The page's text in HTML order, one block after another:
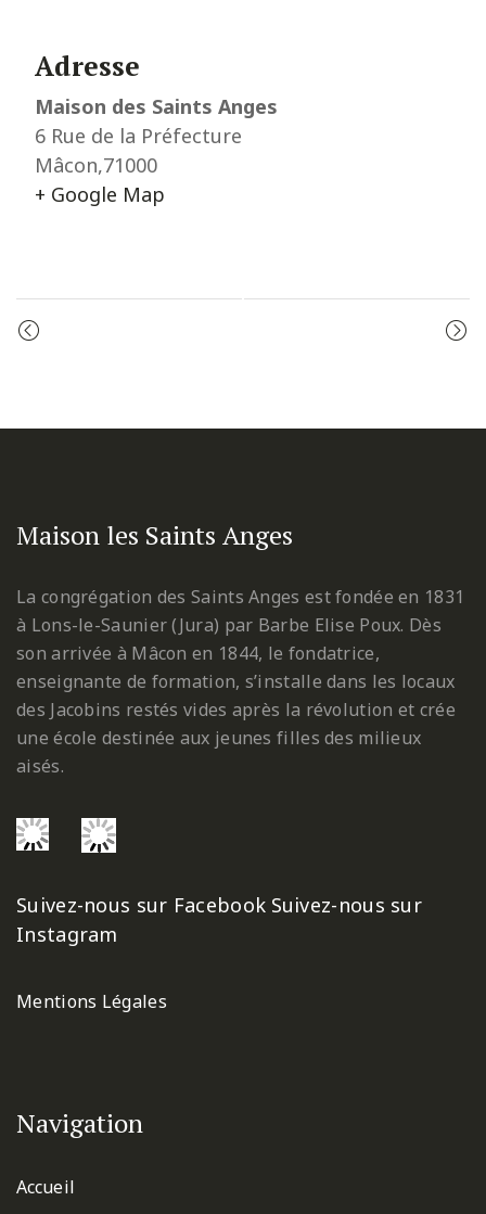
Adresse
Maison des Saints Anges
6 Rue de la Préfecture
Mâcon,71000
+ Google Map
Event
Maison les Saints Anges
La congrégation des Saints Anges est fondée en 1831
à Lons-le-Saunier (Jura) par Barbe Elise Poux. Dès
son arrivée à Mâcon en 1844, le fondatrice,
enseignante de formation, s’installe dans les locaux
des Jacobins restés vides après la révolution et crée
une école destinée aux jeunes filles des milieux
aisés.
Suivez-nous sur Facebook Suivez-nous sur
Instagram
Mentions Légales
Navigation
Accueil